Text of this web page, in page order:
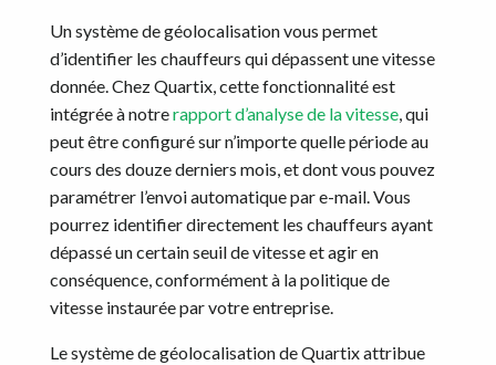
Un système de géolocalisation vous permet
d’identifier les chauffeurs qui dépassent une vitesse
donnée. Chez Quartix, cette fonctionnalité est
intégrée à notrerapport d’analyse de la vitesse, qui
peut être configuré sur n’importe quelle période au
cours des douze derniers mois, et dont vous pouvez
paramétrer l’envoi automatique par e-mail. Vous
pourrez identifier directement les chauffeurs ayant
dépassé un certain seuil de vitesse et agir en
conséquence, conformément à la politique de
vitesse instaurée par votre entreprise.
Le système de géolocalisation de Quartix attribue